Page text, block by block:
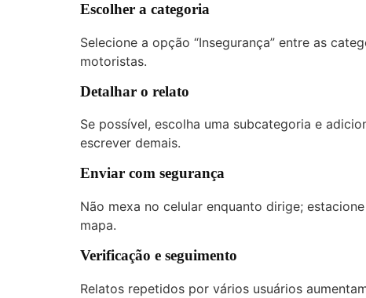
Escolher a categoria
Selecione a opção “Insegurança” entre as
motoristas.
Detalhar o relato
Se possível, escolha uma subcategoria e
escrever demais.
Enviar com segurança
Não mexa no celular enquanto dirige;
mapa.
Verificação e seguimento
Relatos repetidos por vários usuários